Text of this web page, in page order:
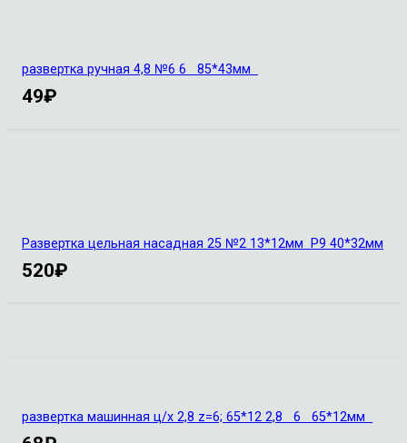
развертка ручная 4,8 №6 6 85*43мм
49₽
Развертка цельная насадная 25 №2 13*12мм Р9 40*32мм
520₽
развертка машинная ц/х 2,8 z=6; 65*12 2,8 6 65*12мм